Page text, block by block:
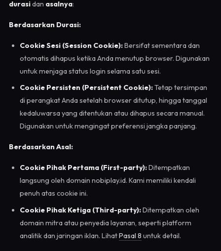
durasidan asalnya:
Berdasarkan Durasi:
Cookie Sesi (Session Cookie):Bersifat sementara dan
otomatis dihapus ketika Anda menutup browser. Digunakan
untuk menjaga status login selama satu sesi.
Cookie Persisten (Persistent Cookie):Tetap tersimpan
di perangkat Anda setelah browser ditutup, hingga tanggal
kedaluwarsa yang ditentukan atau dihapus secara manual.
Digunakan untuk mengingat preferensi jangka panjang.
Berdasarkan Asal:
Cookie Pihak Pertama (First-party):Ditempatkan
langsung oleh domain nobiplay.id. Kami memiliki kendali
penuh atas cookie ini.
Cookie Pihak Ketiga (Third-party):Ditempatkan oleh
domain mitra atau penyedia layanan, seperti platform
analitik dan jaringan iklan. LihatPasal 8 untuk detail.